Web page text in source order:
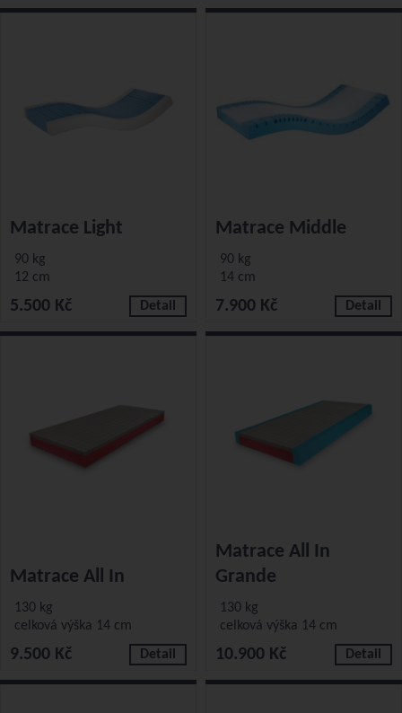
Matrace Light
90 kg
12 cm
5.500 Kč Detail
Matrace Middle
90 kg
14 cm
7.900 Kč Detail
Matrace All In
130 kg
celková výška 14 cm
9.500 Kč Detail
Matrace All In
Grande
130 kg
celková výška 14 cm
10.900 Kč Detail